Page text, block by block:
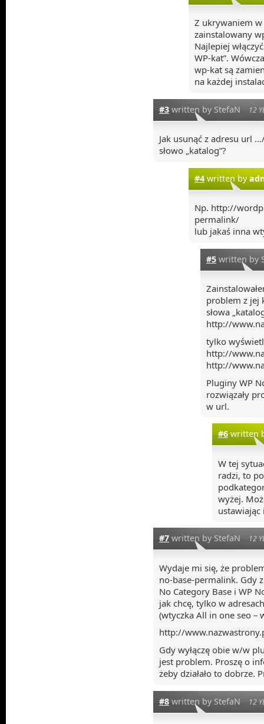
Z ukrywaniem
zainstalowany
Najlepiej
WP-kat”.
wp-kat są
na każdej
#3 written by StefaN 12
Jak usunąć z adresu url
słowo „katalog”?
#4 written by
Np. http://
permalink/
lub jakaś inna
#5 written by
problem z jej
słowa
http://
tylko
http://
http://
Pluginy WP
rozwiązały
w url.
#6 written
W tej
radzi, to
wyżej.
ustawiając
#7 written by StefaN 12
Wydaje mi się, że
no-base-permalink. Gdy
No Category Base i WP
jak chcę, tylko w
(wtyczka All in one seo –
http://
Gdy wyłączę obie w/w
jest problem. Proszę o
żeby działało to dobrze.
#8 written by StefaN 12